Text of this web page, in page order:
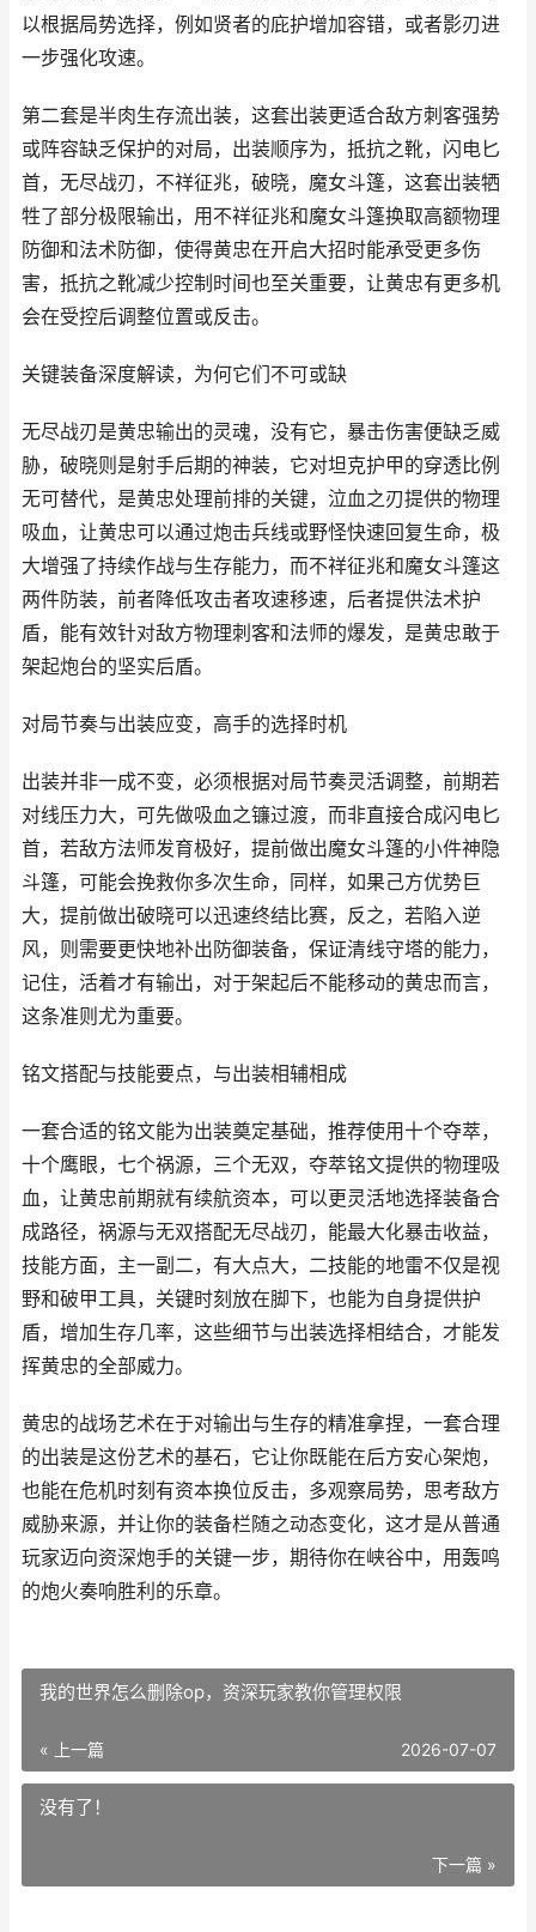
以根据局势选择，例如贤者的庇护增加容错，或者影刃进
一步强化攻速。
第二套是半肉生存流出装，这套出装更适合敌方刺客强势
或阵容缺乏保护的对局，出装顺序为，抵抗之靴，闪电匕
首，无尽战刃，不祥征兆，破晓，魔女斗篷，这套出装牺
牲了部分极限输出，用不祥征兆和魔女斗篷换取高额物理
防御和法术防御，使得黄忠在开启大招时能承受更多伤
害，抵抗之靴减少控制时间也至关重要，让黄忠有更多机
会在受控后调整位置或反击。
关键装备深度解读，为何它们不可或缺
无尽战刃是黄忠输出的灵魂，没有它，暴击伤害便缺乏威
胁，破晓则是射手后期的神装，它对坦克护甲的穿透比例
无可替代，是黄忠处理前排的关键，泣血之刃提供的物理
吸血，让黄忠可以通过炮击兵线或野怪快速回复生命，极
大增强了持续作战与生存能力，而不祥征兆和魔女斗篷这
两件防装，前者降低攻击者攻速移速，后者提供法术护
盾，能有效针对敌方物理刺客和法师的爆发，是黄忠敢于
架起炮台的坚实后盾。
对局节奏与出装应变，高手的选择时机
出装并非一成不变，必须根据对局节奏灵活调整，前期若
对线压力大，可先做吸血之镰过渡，而非直接合成闪电匕
首，若敌方法师发育极好，提前做出魔女斗篷的小件神隐
斗篷，可能会挽救你多次生命，同样，如果己方优势巨
大，提前做出破晓可以迅速终结比赛，反之，若陷入逆
风，则需要更快地补出防御装备，保证清线守塔的能力，
记住，活着才有输出，对于架起后不能移动的黄忠而言，
这条准则尤为重要。
铭文搭配与技能要点，与出装相辅相成
一套合适的铭文能为出装奠定基础，推荐使用十个夺萃，
十个鹰眼，七个祸源，三个无双，夺萃铭文提供的物理吸
血，让黄忠前期就有续航资本，可以更灵活地选择装备合
成路径，祸源与无双搭配无尽战刃，能最大化暴击收益，
技能方面，主一副二，有大点大，二技能的地雷不仅是视
野和破甲工具，关键时刻放在脚下，也能为自身提供护
盾，增加生存几率，这些细节与出装选择相结合，才能发
挥黄忠的全部威力。
黄忠的战场艺术在于对输出与生存的精准拿捏，一套合理
的出装是这份艺术的基石，它让你既能在后方安心架炮，
也能在危机时刻有资本换位反击，多观察局势，思考敌方
威胁来源，并让你的装备栏随之动态变化，这才是从普通
玩家迈向资深炮手的关键一步，期待你在峡谷中，用轰鸣
的炮火奏响胜利的乐章。
我的世界怎么删除op，资深玩家教你管理权限
« 上一篇 2026-07-07
没有了！
下一篇 »